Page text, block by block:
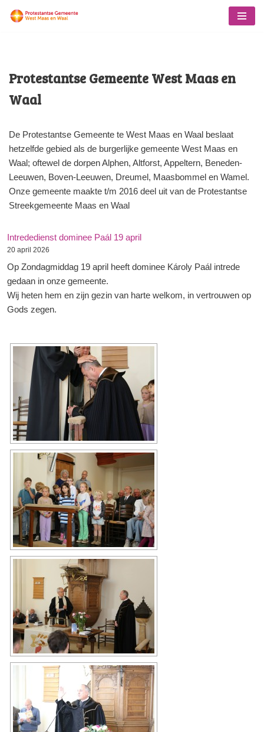
inhoud
Protestantse Gemeente West Maas en
Waal
De Protestantse Gemeente te West Maas en Waal beslaat
hetzelfde gebied als de burgerlijke gemeente West Maas en
Waal; oftewel de dorpen Alphen, Altforst, Appeltern, Beneden-
Leeuwen, Boven-Leeuwen, Dreumel, Maasbommel en Wamel.
Onze gemeente maakte t/m 2016 deel uit van de Protestantse
Streekgemeente Maas en Waal
Intrededienst dominee Paál 19 april
20 april 2026
Op Zondagmiddag 19 april heeft dominee Károly Paál intrede
gedaan in onze gemeente.
Wij heten hem en zijn gezin van harte welkom, in vertrouwen op
Gods zegen.